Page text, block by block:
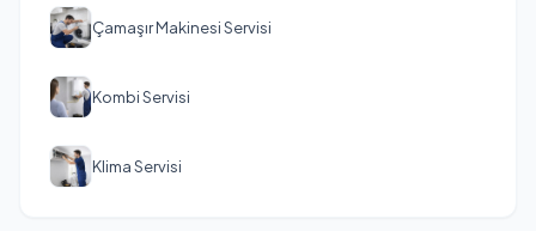
Çamaşır Makinesi Servisi
Kombi Servisi
Klima Servisi